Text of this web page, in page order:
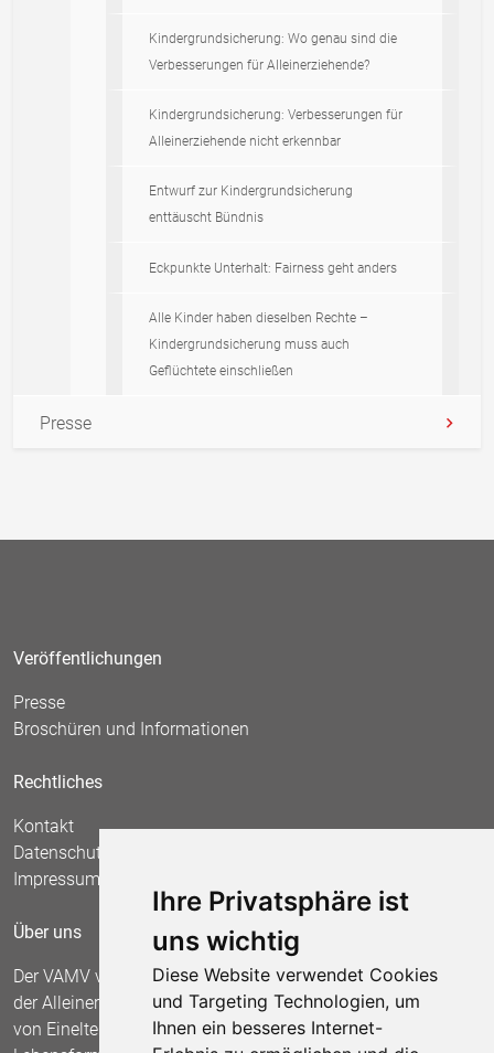
Ihre Privatsphäre ist
uns wichtig
Diese Website verwendet Cookies
und Targeting Technologien, um
Ihnen ein besseres Internet-
Kindergrundsicherung: Wo genau sind die
Verbesserungen für Alleinerziehende?
Kindergrundsicherung: Verbesserungen für
Alleinerziehende nicht erkennbar
Entwurf zur Kindergrundsicherung
enttäuscht Bündnis
Eckpunkte Unterhalt: Fairness geht anders
Alle Kinder haben dieselben Rechte –
Kindergrundsicherung muss auch
Geflüchtete einschließen
Presse
Veröffentlichungen
Presse
Broschüren und Informationen
Rechtliches
Kontakt
Datenschutz
Impressum
Über uns
Der VAMV vertritt seit 1967 die Interessen
der Alleinerziehenden und fordert die Anerkennung
von Einelternfamilien als gleichberechtigte